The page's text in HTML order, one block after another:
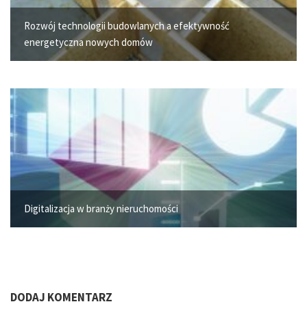
Rozwój technologii budowlanych a efektywność
energetyczna nowych domów
Digitalizacja w branży nieruchomości
DODAJ KOMENTARZ